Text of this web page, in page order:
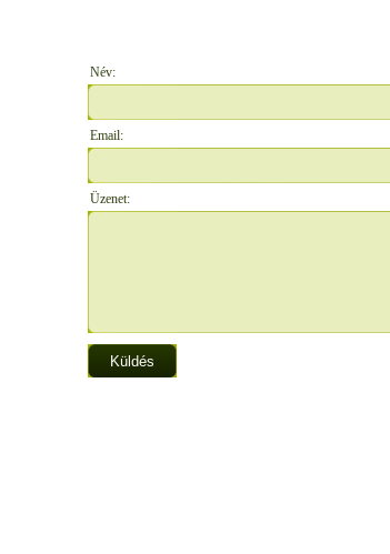
Név:
Email:
Üzenet: